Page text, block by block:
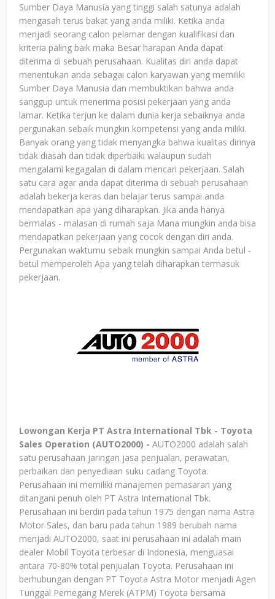
Sumber Daya Manusia yang tinggi salah satunya adalah
mengasah terus bakat yang anda miliki. Ketika anda
menjadi seorang calon pelamar dengan kualifikasi dan
kriteria paling baik maka Besar harapan Anda dapat
diterima di sebuah perusahaan. Kualitas diri anda dapat
menentukan anda sebagai calon karyawan yang memiliki
Sumber Daya Manusia dan membuktikan bahwa anda
sanggup untuk menerima posisi pekerjaan yang anda
lamar. Ketika terjun ke dalam dunia kerja sebaiknya anda
pergunakan sebaik mungkin kompetensi yang anda miliki.
Banyak orang yang tidak menyangka bahwa kualitas dirinya
tidak diasah dan tidak diperbaiki walaupun sudah
mengalami kegagalan di dalam mencari pekerjaan. Salah
satu cara agar anda dapat diterima di sebuah perusahaan
adalah bekerja keras dan belajar terus sampai anda
mendapatkan apa yang diharapkan. Jika anda hanya
bermalas - malasan di rumah saja Mana mungkin anda bisa
mendapatkan pekerjaan yang cocok dengan diri anda.
Pergunakan waktumu sebaik mungkin sampai Anda betul -
betul memperoleh Apa yang telah diharapkan termasuk
pekerjaan.
Lowongan Kerja PT Astra International Tbk - Toyota
Sales Operation (AUTO2000) - AUTO2000 adalah salah
satu perusahaan jaringan jasa penjualan, perawatan,
perbaikan dan penyediaan suku cadang Toyota.
Perusahaan ini memiliki manajemen pemasaran yang
ditangani penuh oleh PT Astra International Tbk.
Perusahaan ini berdiri pada tahun 1975 dengan nama Astra
Motor Sales, dan baru pada tahun 1989 berubah nama
menjadi AUTO2000, saat ini perusahaan ini adalah main
dealer Mobil Toyota terbesar di Indonesia, menguasai
antara 70-80% total penjualan Toyota. Perusahaan ini
berhubungan dengan PT Toyota Astra Motor menjadi Agen
Tunggal Pemegang Merek (ATPM) Toyota bersama